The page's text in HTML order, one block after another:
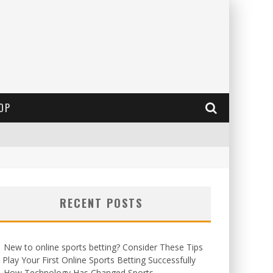
RECENT POSTS
New to online sports betting? Consider These Tips
Your First Online Sports Betting Successfully